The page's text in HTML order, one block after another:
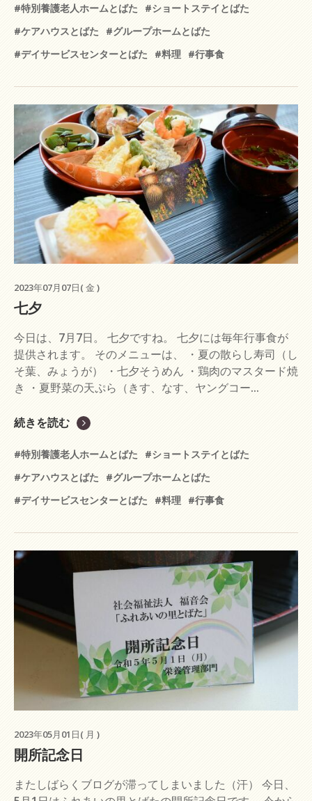
#特別養護老人ホームとばた
#ショートステイとばた
#ケアハウスとばた
#グループホームとばた
#デイサービスセンターとばた
#料理 #行事食
2023年07月07日( 金 )
七夕
今日は、7月7日。 七夕ですね。 七夕には毎年行事食が
提供されます。 そのメニューは、 ・夏の散らし寿司（し
そ葉、みょうが） ・七夕そうめん ・鶏肉のマスタード焼
き ・夏野菜の天ぷら（きす、なす、ヤングコー...
続きを読む
#特別養護老人ホームとばた
#ショートステイとばた
#ケアハウスとばた
#グループホームとばた
#デイサービスセンターとばた
#料理 #行事食
2023年05月01日( 月 )
開所記念日
またしばらくブログが滞ってしまいました（汗） 今日、